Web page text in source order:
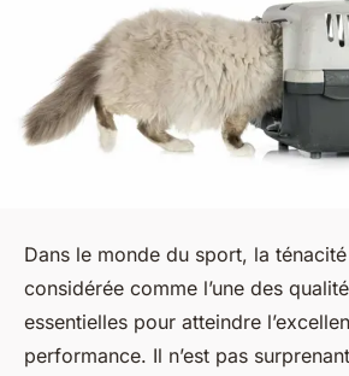
Dans le monde du sport, la
considérée comme l’une des
essentielles pour atteindre
performance. Il n’est pas